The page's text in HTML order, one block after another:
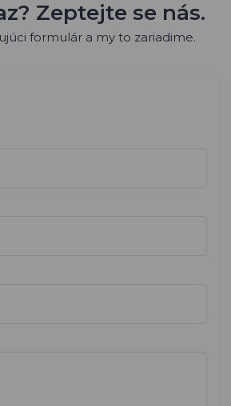
Zeptejte se nás.
formulár a my to zariadime.